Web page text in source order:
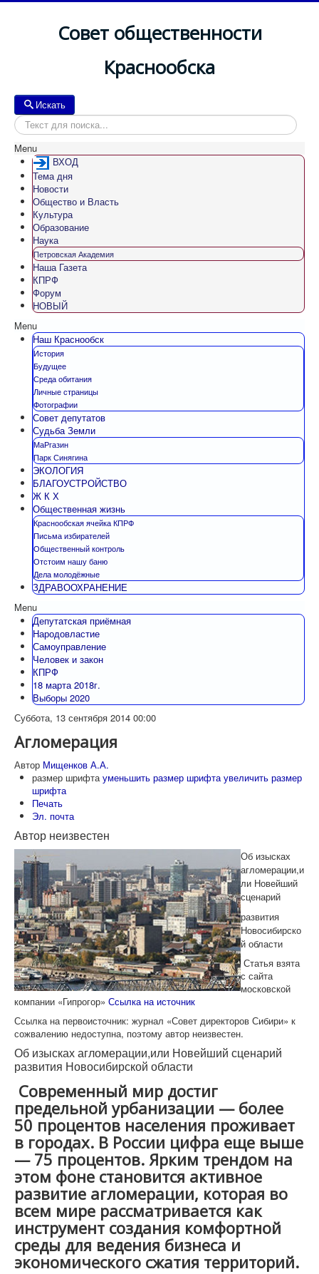
Совет общественности
Краснообска
Искать
Menu
ВХОД
Тема дня
Новости
Общество и Власть
Культура
Образование
Наука
Петровская Академия
Наша Газета
КПРФ
Форум
НОВЫЙ
Menu
Наш Краснообск
История
Будущее
Среда обитания
Личные страницы
Фотографии
Совет депутатов
Судьба Земли
МаРгазин
Парк Синягина
ЭКОЛОГИЯ
БЛАГОУСТРОЙСТВО
Ж К Х
Общественная жизнь
Краснообская ячейка КПРФ
Письма избирателей
Общественный контроль
Отстоим нашу баню
Дела молодёжные
ЗДРАВООХРАНЕНИЕ
Menu
Депутатская приёмная
Народовластие
Самоуправление
Человек и закон
КПРФ
18 марта 2018г.
Выборы 2020
Суббота, 13 сентября 2014 00:00
Агломерация
Автор Мищенков А.А.
размер шрифта уменьшить размер шрифта увеличить размер
шрифта
Печать
Эл. почта
Автор неизвестен
Об изысках
агломерации,и
ли Новейший
сценарий
развития
Новосибирско
й области
Статья взята
с сайта
московской
компании «Гипрогор» Ссылка на источник
Ссылка на первоисточник: журнал «Совет директоров Сибири» к
сожвалению недоступна, поэтому автор неизвестен.
Об изысках агломерации,или Новейший сценарий
развития Новосибирской области
Современный мир достиг
предельной урбанизации — более
50 процентов населения проживает
в городах. В России цифра еще выше
— 75 процентов. Ярким трендом на
этом фоне становится активное
развитие агломерации, которая во
всем мире рассматривается как
инструмент создания комфортной
среды для ведения бизнеса и
экономического сжатия территорий.